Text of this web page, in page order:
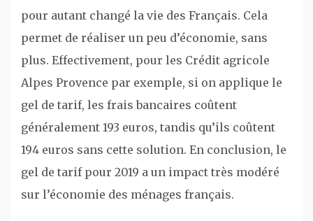
pour autant changé la vie des Français. Cela
permet de réaliser un peu d’économie, sans
plus. Effectivement, pour les Crédit agricole
Alpes Provence par exemple, si on applique le
gel de tarif, les frais bancaires coûtent
généralement 193 euros, tandis qu’ils coûtent
194 euros sans cette solution. En conclusion, le
gel de tarif pour 2019 a un impact très modéré
sur l’économie des ménages français.